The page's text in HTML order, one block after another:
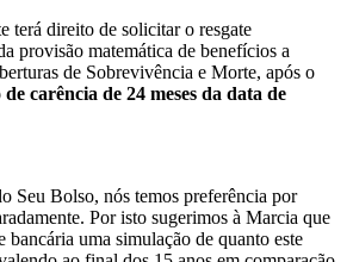
terá direito de solicitar o resgate
provisão matemática de benefícios a
de Sobrevivência e Morte, após o
carência de 24 meses da data de
Seu Bolso, nós temos preferência por
Por isto sugerimos à Marcia que
bancária uma simulação de quanto este